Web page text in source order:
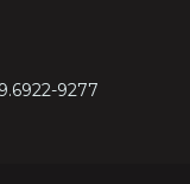
9277